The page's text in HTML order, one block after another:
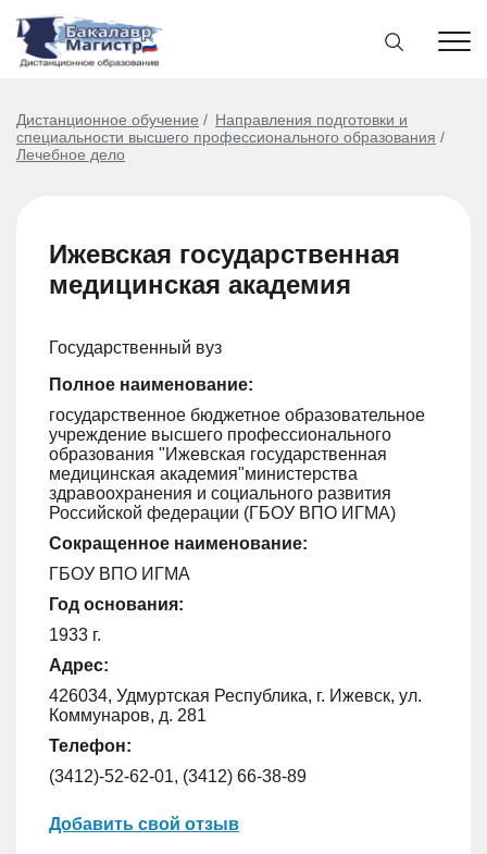
Дистанционное обучение
Направления подготовки и
специальности высшего профессионального образования
Лечебное дело
Ижевская государственная
медицинская академия
Государственный вуз
Полное наименование:
государственное бюджетное образовательное
учреждение высшего профессионального
образования "Ижевская государственная
медицинская академия"министерства
здравоохранения и социального развития
Российской федерации (ГБОУ ВПО ИГМА)
Сокращенное наименование:
ГБОУ ВПО ИГМА
Год основания:
1933 г.
Адрес:
426034, Удмуртская Республика, г. Ижевск, ул.
Коммунаров, д. 281
Телефон:
(3412)-52-62-01, (3412) 66-38-89
Добавить свой отзыв